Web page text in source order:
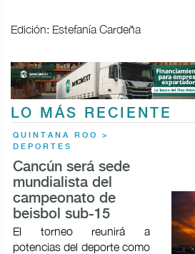
Edición: Estefanía Cardeña
LO MÁS RECIENTE
QUINTANA ROO >
DEPORTES
Cancún será sede
mundialista del
campeonato de
beisbol sub-15
El torneo reunirá a
potencias del deporte como